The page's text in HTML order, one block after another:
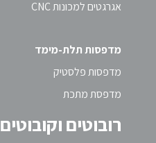
אגרגטים למכונות CNC
מדפסות תלת-מימד
מדפסות פלסטיק
מדפסת מתכת
רובוטים וקובוטים